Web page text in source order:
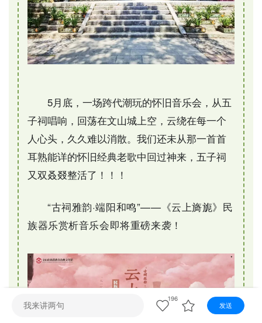
文山市 砚山县 西畴县 麻栗坡县
马关县 丘北县 广南县 富宁县
视听
文山新闻
壮语节目 苗语节目 瑶语节目
5月底，一场跨代潮玩的怀旧音乐会，从五
子祠唱响，回荡在文山城上空，云绕在每一个
人心头，久久难以消散。我们还未从那一首首
耳熟能详的怀旧经典老歌中回过神来，五子祠
又双叒叕整活了！！！
“古祠雅韵·端阳和鸣”——《云上旖旎》民
族器乐赏析音乐会即将重磅来袭！
196
发送